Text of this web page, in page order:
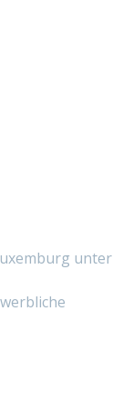
unter